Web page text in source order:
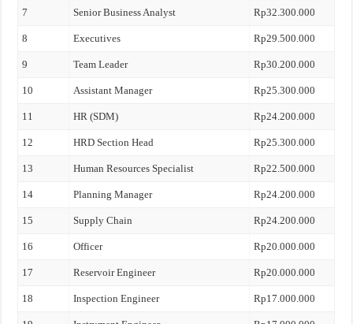
7 Senior Business Analyst Rp32.300.000
8 Executives Rp29.500.000
9 Team Leader Rp30.200.000
10 Assistant Manager Rp25.300.000
11 HR (SDM) Rp24.200.000
12 HRD Section Head Rp25.300.000
13 Human Resources Specialist Rp22.500.000
14 Planning Manager Rp24.200.000
15 Supply Chain Rp24.200.000
16 Officer Rp20.000.000
17 Reservoir Engineer Rp20.000.000
18 Inspection Engineer Rp17.000.000